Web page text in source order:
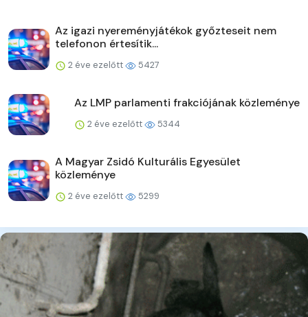
Az igazi nyereményjátékok győzteseit nem
telefonon értesítik...
2 éve ezelőtt 5427
Az LMP parlamenti frakciójának közleménye
2 éve ezelőtt 5344
A Magyar Zsidó Kulturális Egyesület
közleménye
2 éve ezelőtt 5299